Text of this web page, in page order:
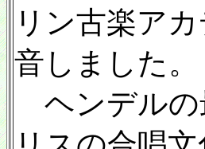
リン古楽ア
音しました。
ヘンデルの